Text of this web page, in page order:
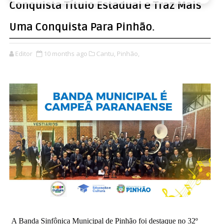
Conquista Título Estadual e Traz Mais
Uma Conquista Para Pinhão.
Editor 10 months ago Cantu, Pinhão,
A Banda Sinfônica Municipal de Pinhão foi destaque no 32º